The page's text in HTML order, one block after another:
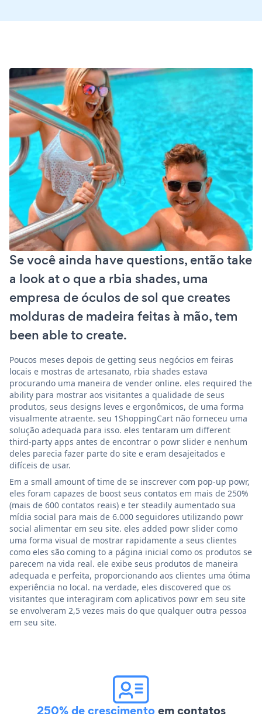
Se você ainda have questions, então take
a look at o que a rbia shades, uma
empresa de óculos de sol que creates
molduras de madeira feitas à mão, tem
been able to create.
Poucos meses depois de getting seus negócios em feiras
locais e mostras de artesanato, rbia shades estava
procurando uma maneira de vender online. eles required the
ability para mostrar aos visitantes a qualidade de seus
produtos, seus designs leves e ergonômicos, de uma forma
visualmente atraente. seu 1ShoppingCart não forneceu uma
solução adequada para isso. eles tentaram um different
third-party apps antes de encontrar o powr slider e nenhum
deles parecia fazer parte do site e eram desajeitados e
difíceis de usar.
Em a small amount of time de se inscrever com pop-up powr,
eles foram capazes de boost seus contatos em mais de 250%
(mais de 600 contatos reais) e ter steadily aumentado sua
mídia social para mais de 6.000 seguidores utilizando powr
social alimentar em seu site. eles added powr slider como
uma forma visual de mostrar rapidamente a seus clientes
como eles são coming to a página inicial como os produtos se
parecem na vida real. ele exibe seus produtos de maneira
adequada e perfeita, proporcionando aos clientes uma ótima
experiência no local. na verdade, eles discovered que os
visitantes que interagiram com aplicativos powr em seu site
se envolveram 2,5 vezes mais do que qualquer outra pessoa
em seu site.
250% de crescimentoem contatos